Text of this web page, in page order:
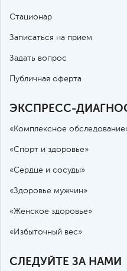
Стационар
Записаться на прием
Задать вопрос
Публичная оферта
ЭКСПРЕСС-
«Комплексное
«Спорт и здоровье»
«Сердце и сосуды»
«Здоровье мужчин»
«Женское здоровье»
«Избыточный вес»
СЛЕДУЙТЕ ЗА НАМИ